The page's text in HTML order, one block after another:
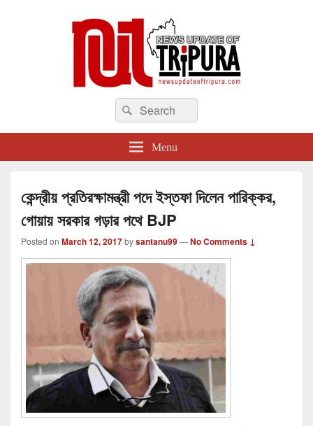
newsupdateoftripura.com
The one & only exceptional Bengali Version online news & infotainment portal
in Tripura.
Search
for:
Search
Menu
কেন্দ্রীয় প্রতিরক্ষামন্ত্রী পদে ইস্তফা দিলেন পারিক্কর,
গোয়ায় সরকার গড়ার পথে BJP
Posted on March 12, 2017bysantanu99—No Comments ↓